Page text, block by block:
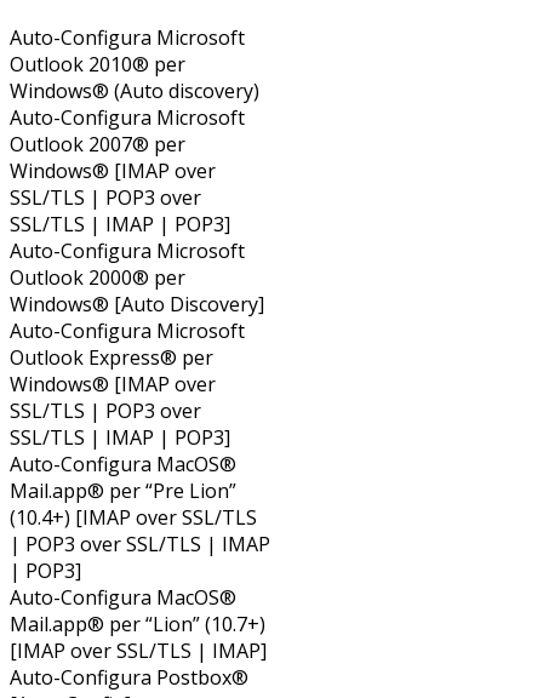
Auto-Configura Microsoft
Outlook 2010® per
Windows® (Auto discovery)
Auto-Configura Microsoft
Outlook 2007® per
Windows® [IMAP over
SSL/TLS | POP3 over
SSL/TLS | IMAP | POP3]
Auto-Configura Microsoft
Outlook 2000® per
Windows® [Auto Discovery]
Auto-Configura Microsoft
Outlook Express® per
Windows® [IMAP over
SSL/TLS | POP3 over
SSL/TLS | IMAP | POP3]
Auto-Configura MacOS®
Mail.app® per “Pre Lion”
(10.4+) [IMAP over SSL/TLS
| POP3 over SSL/TLS | IMAP
| POP3]
Auto-Configura MacOS®
Mail.app® per “Lion” (10.7+)
[IMAP over SSL/TLS | IMAP]
Auto-Configura Postbox®